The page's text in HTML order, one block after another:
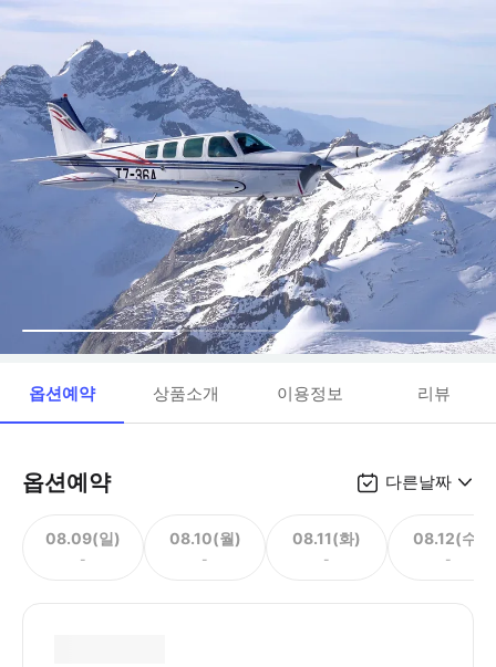
옵션예약 상품소개 이용정보 리뷰
옵션예약 다른날짜
08.09(일)
-
08.10(월)
-
08.11(화)
-
08.12(수)
-